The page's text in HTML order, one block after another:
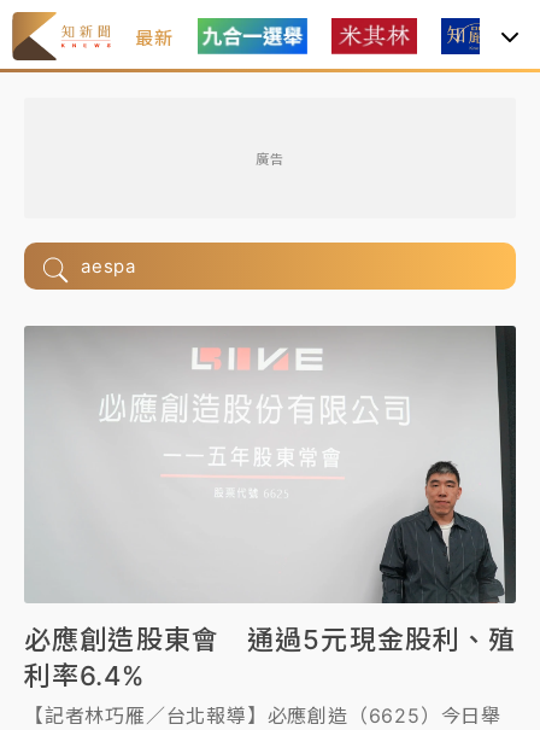
最新
廣告
aespa
必應創造股東會 通過5元現金股利、殖
利率6.4%
【記者林巧雁／台北報導】必應創造（6625）今日舉